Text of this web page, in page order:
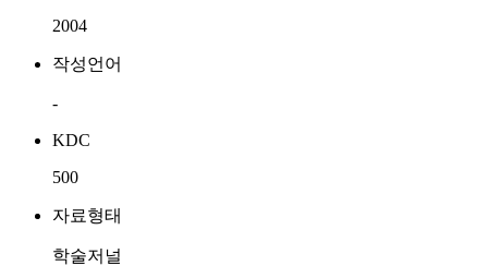
2004
작성언어
-
KDC
500
자료형태
학술저널